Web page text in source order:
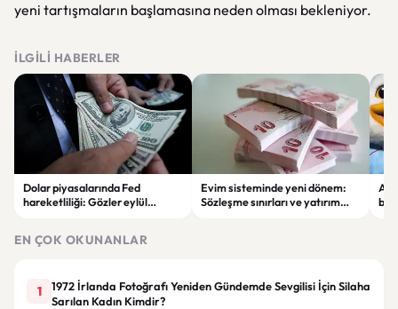
yeni tartışmaların başlamasına neden olması bekleniyor.
İLGILI HABERLER
Dolar piyasalarında Fed
hareketliliği: Gözler eylül
Evim sisteminde yeni dönem:
Sözleşme sınırları ve yatırım
EN ÇOK OKUNANLAR
1
1972 İrlanda Fotoğrafı Yeniden Gündemde Sevgilisi İçin Silaha
Sarılan Kadın Kimdir?